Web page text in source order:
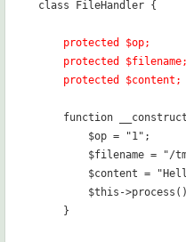
class FileHandler {
  protected $op;
    protected $filename;
    protected $content;
function
        $op = "1";
$filename = "/
$content =
$this-
    }